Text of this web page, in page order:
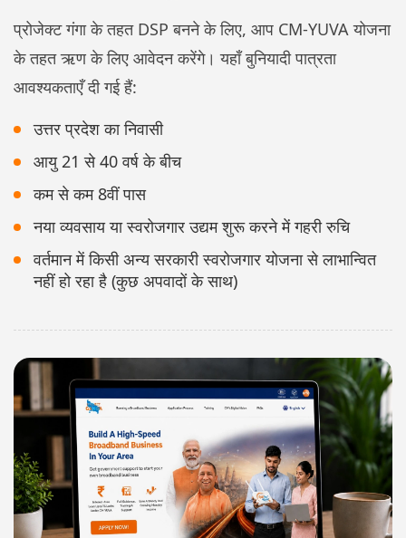
प्रोजेक्ट गंगा के तहत DSP बनने के लिए, आप CM-YUVA योजना
के तहत ऋण के लिए आवेदन करेंगे। यहाँ बुनियादी पात्रता
आवश्यकताएँ दी गई हैं:
उत्तर प्रदेश का निवासी
आयु 21 से 40 वर्ष के बीच
कम से कम 8वीं पास
नया व्यवसाय या स्वरोजगार उद्यम शुरू करने में गहरी रुचि
वर्तमान में किसी अन्य सरकारी स्वरोजगार योजना से लाभान्वित
नहीं हो रहा है (कुछ अपवादों के साथ)